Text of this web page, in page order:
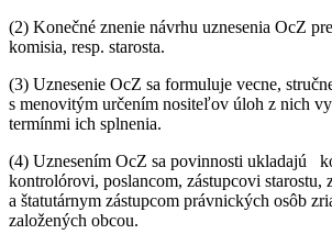
(2) Konečné znenie návrhu uznesenia OcZ
komisia, resp. starosta.
(3) Uznesenie OcZ sa formuluje vecne,
s menovitým určením nositeľov úloh z nich
termínmi ich splnenia.
(4) Uznesením OcZ sa povinnosti ukladajú
kontrolórovi, poslancom, zástupcovi starostu,
a štatutárnym zástupcom právnických osôb
založených obcou.